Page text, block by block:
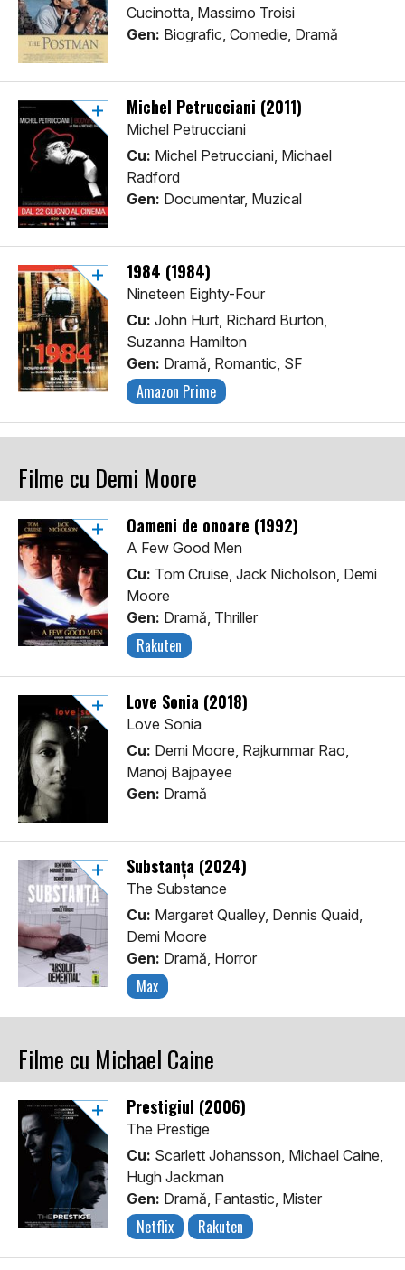
Cucinotta, Massimo Troisi
Gen: Biografic, Comedie, Dramă
Michel Petrucciani (2011)
Michel Petrucciani
Cu: Michel Petrucciani, Michael
Radford
Gen: Documentar, Muzical
1984 (1984)
Nineteen Eighty-Four
Cu: John Hurt, Richard Burton,
Suzanna Hamilton
Gen: Dramă, Romantic, SF
Amazon Prime
Filme cu Demi Moore
Oameni de onoare (1992)
A Few Good Men
Cu: Tom Cruise, Jack Nicholson, Demi
Moore
Gen: Dramă, Thriller
Rakuten
Love Sonia (2018)
Love Sonia
Cu: Demi Moore, Rajkummar Rao,
Manoj Bajpayee
Gen: Dramă
Substanța (2024)
The Substance
Cu: Margaret Qualley, Dennis Quaid,
Demi Moore
Gen: Dramă, Horror
Max
Filme cu Michael Caine
Prestigiul (2006)
The Prestige
Cu: Scarlett Johansson, Michael Caine,
Hugh Jackman
Gen: Dramă, Fantastic, Mister
Netflix Rakuten